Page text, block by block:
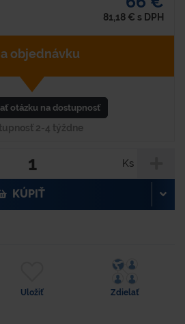
81,18 € s DPH
objednávku
otázku na dostupnosť
2-4 týždne
Ks
KÚPIŤ
Uložiť Zdielať